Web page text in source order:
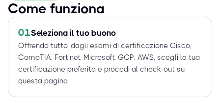
Come funziona
01Seleziona il tuo buono
Offrendo tutto, dagli esami di certificazione Cisco,
CompTIA, Fortinet, Microsoft, GCP, AWS, scegli la tua
certificazione preferita e procedi al check-out su
questa pagina